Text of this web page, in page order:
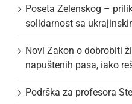
Poseta Zelenskog –
solidarnost sa
Novi Zakon o dobrobiti
napuštenih pasa, iako
Podrška za profesora